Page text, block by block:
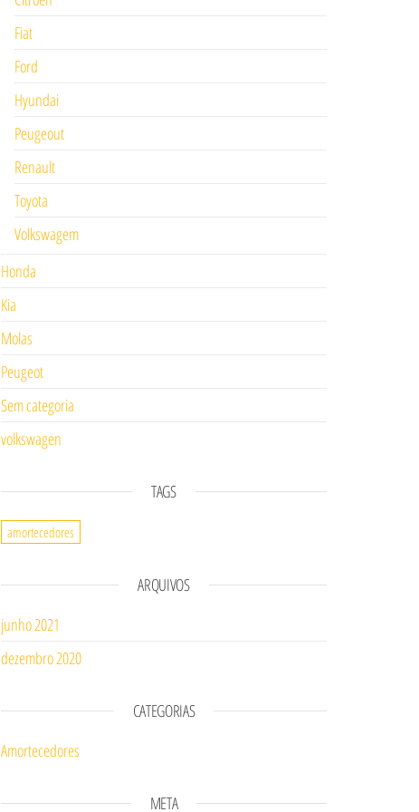
Fiat
Ford
Hyundai
Peugeout
Renault
Toyota
Volkswagem
Honda
Kia
Molas
Peugeot
Sem categoria
volkswagen
TAGS
amortecedores
ARQUIVOS
junho 2021
dezembro 2020
CATEGORIAS
Amortecedores
META